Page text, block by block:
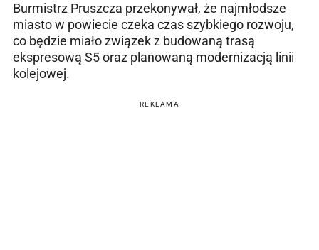
Burmistrz Pruszcza przekonywał, że najmłodsze
miasto w powiecie czeka czas szybkiego rozwoju,
co będzie miało związek z budowaną trasą
ekspresową S5 oraz planowaną modernizacją linii
kolejowej.
REKLAMA